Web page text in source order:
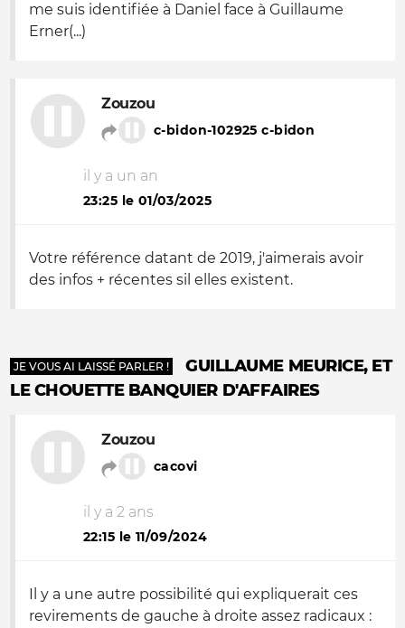
me suis identifiée à Daniel face à Guillaume
Erner(...)
Zouzou
c-bidon-102925 c-bidon
il y a un an
23:25 le 01/03/2025
Votre référence datant de 2019, j'aimerais avoir
des infos + récentes sil elles existent.
JE VOUS AI LAISSÉ PARLER !
GUILLAUME MEURICE, ET
LE CHOUETTE BANQUIER D'AFFAIRES
Zouzou
cacovi
il y a 2 ans
22:15 le 11/09/2024
Il y a une autre possibilité qui expliquerait ces
revirements de gauche à droite assez radicaux :